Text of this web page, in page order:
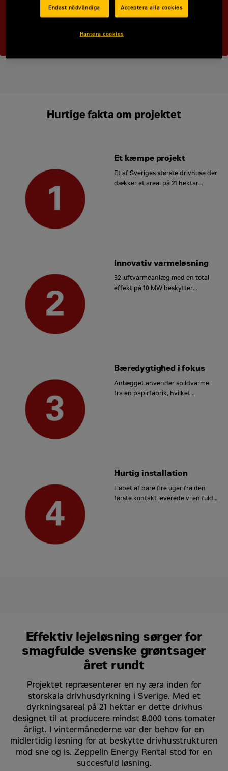
Kontakt Energy Rental
Firmanavn
By*
Telefon*
Ved at markere feltet ovenfor accepterer du, at
dine oplysninger behandles i overensstemmelse
med vores fortrolighedspolitik, som du kan finde
Captcha*
Kontakt mig
Hurtige fakta om projektet
Et kæmpe projekt
Et af Sveriges største drivhuse der
dækker et areal på 21 hektar
Innovativ varmeløsning
32 luftvarmeanlæg med en total
effekt på 10 MW beskytter
Bæredygtighed i fokus
Anlægget anvender spildvarme
fra en papirfabrik, hvilket
Hurtig installation
I løbet af bare fire uger fra den
første kontakt leverede vi en fuldt
Effektiv lejeløsning sørger for
smagfulde svenske grøntsager
året rundt
Projektet repræsenterer en ny æra inden for
storskala drivhusdyrkning i Sverige. Med et
dyrkningsareal på 21 hektar er dette drivhus
designet til at producere mindst 8.000 tons tomater
årligt. I vintermånederne var der behov for en
midlertidig løsning for at beskytte drivhusstrukturen
mod sne og is. Zeppelin Energy Rental stod for en
succesfuld løsning.
Endast nödvändiga Acceptera alla cookies
Hantera cookies